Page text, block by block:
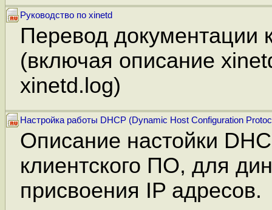
Руководство по xinetd
Перевод документации
(включая описание
xinetd.log)
Настройка работы DHCP (Dynamic Host Configuration
Описание настойки
клиентского ПО, для
присвоения IP адресов.